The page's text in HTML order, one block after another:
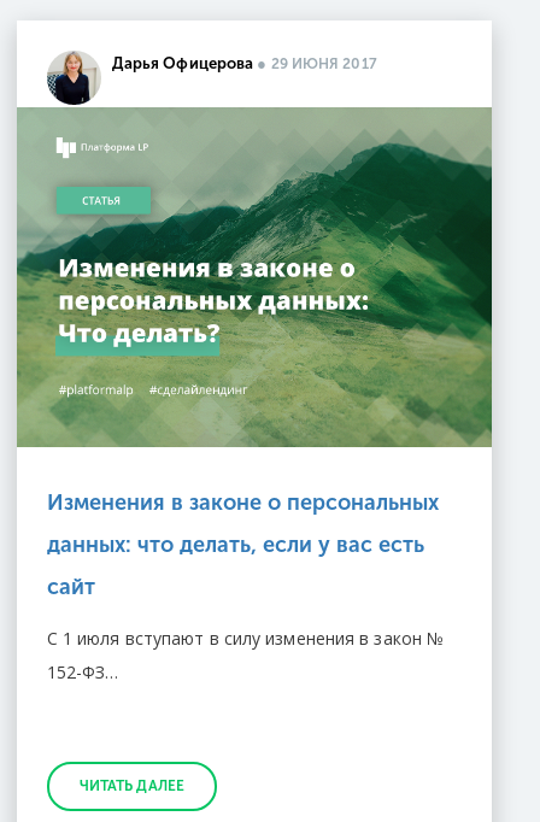
Дарья Офицерова ● 29 ИЮНЯ 2017
Изменения в законе о персональных
данных: что делать, если у вас есть
сайт
С 1 июля вступают в силу изменения в закон №
152-ФЗ…
ЧИТАТЬ ДАЛЕЕ